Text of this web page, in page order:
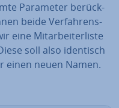
Parameter be­rück­
beide Ver­fah­rens­
eine Mit­ar­bei­ter­lis­te
soll also identisch
einen neuen Namen.